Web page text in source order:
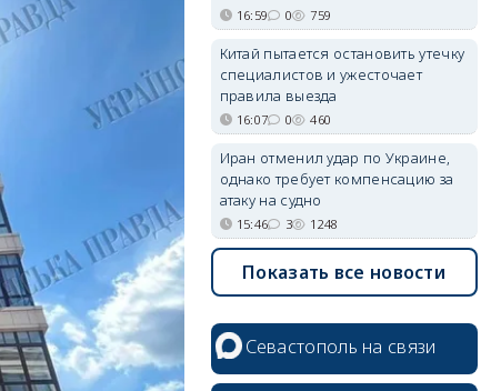
16:59 0 759
Китай пытается остановить утечку
специалистов и ужесточает
правила выезда
16:07 0 460
Иран отменил удар по Украине,
однако требует компенсацию за
атаку на судно
15:46 3 1248
Показать все новости
Севастополь на связи